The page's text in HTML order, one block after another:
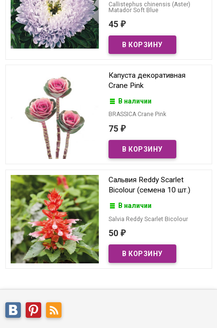
Callistephus chinensis (Aster)
Matador Soft Blue
45 ₽
Капуста декоративная
Crane Pink
В наличии
BRASSICA Crane Pink
75 ₽
Сальвия Reddy Scarlet
Bicolour (семена 10 шт.)
В наличии
Salvia Reddy Scarlet Bicolour
50 ₽